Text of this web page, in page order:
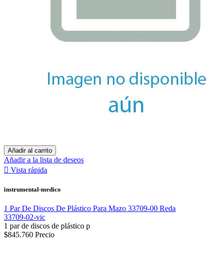
Añadir al carrito
Añadir a la lista de deseos
 Vista rápida
instrumental-medico
1 Par De Discos De Plástico Para Mazo 33709-00 Reda
33709-02-vic
1 par de discos de plástico p
$845.760 Precio